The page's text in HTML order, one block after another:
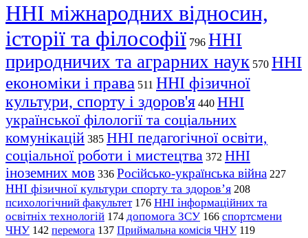
ННІ міжнародних відносин,
історії та філософії 796 ННІ
природничих та аграрних наук 570 ННІ
економіки і права 511 ННІ фізичної
культури, спорту і здоров'я 440 ННІ
української філології та соціальних
комунікацій 385 ННІ педагогічної освіти,
соціальної роботи і мистецтва 372 ННІ
іноземних мов 336 Російсько-українська війна 227
ННІ фізичної культури спорту та здоров’я 208
психологічний факультет 176 ННІ інформаційних та
освітніх технологій 174 допомога ЗСУ 166 спортсмени
ЧНУ 142 перемога 137 Приймальна комісія ЧНУ 119